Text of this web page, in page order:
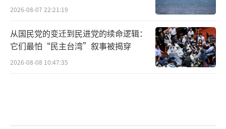
2026-08-07 22:21:19
从国民党的变迁到民进党的续命逻辑：
它们最怕“民主台湾”叙事被揭穿
2026-08-08 10:47:35